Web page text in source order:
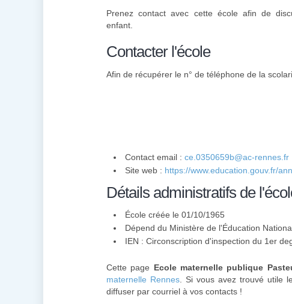
Prenez contact avec cette école afin de
enfant.
Contacter l'école
Afin de récupérer le n° de téléphone de la
Contact email : ce.0350659b@ac-rennes.fr
Site web : https://www.education.gouv.fr/
Détails administratifs de
École créée le 01/10/1965
Dépend du Ministère de l'Éducation
IEN : Circonscription d'inspection du 1er
Cette page Ecole maternelle publique
maternelle Rennes . Si vous avez trouvé utile
diffuser par courriel à vos contacts !